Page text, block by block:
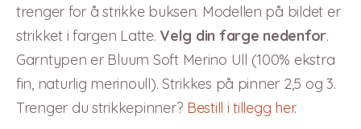
trenger for å strikke buksen. Modellen på bildet er
strikket i fargen Latte. Velg din farge nedenfor.
Garntypen er Bluum Soft Merino Ull (100% ekstra
fin, naturlig merinoull). Strikkes på pinner 2,5 og 3.
Trenger du strikkepinner? Bestill i tillegg her.